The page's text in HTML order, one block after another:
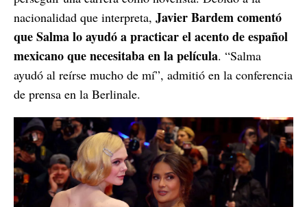
nacionalidad que interpreta, Javier Bardem comentó
que Salma lo ayudó a practicar el acento de español
mexicano que necesitaba en la película. “Salma
ayudó al reírse mucho de mí”, admitió en la conferencia
de prensa en la Berlinale.